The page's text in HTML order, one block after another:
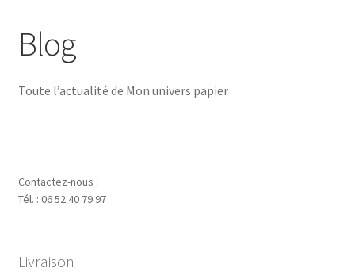
Blog
Toute l’actualité de Mon univers papier
Contactez-nous :
Tél. : 06 52 40 79 97
Livraison